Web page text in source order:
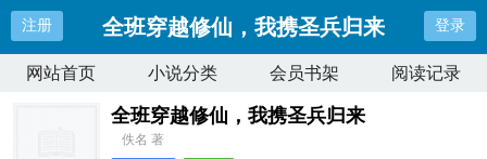
注册 全班穿越修仙，我携圣兵归来 登录
网站首页 小说分类 会员书架 阅读记录
全班穿越修仙，我携圣兵归来
佚名 著